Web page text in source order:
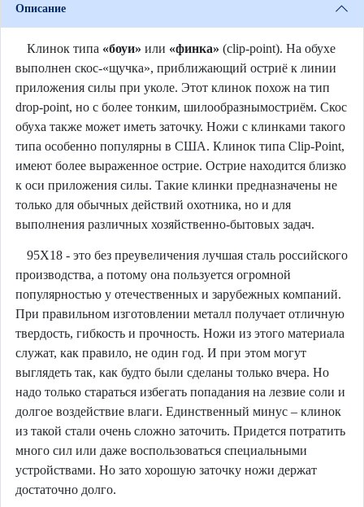
Описание
Клинок типа «боуи» или «финка» (clip-point). На обухе
выполнен скос-«щучка», приближающий остриё к линии
приложения силы при уколе. Этот клинок похож на тип
drop-point, но с более тонким, шилообразнымостриём. Скос
обуха также может иметь заточку. Ножи с клинками такого
типа особенно популярны в США. Клинок типа Clip-Point,
имеют более выраженное острие. Острие находится близко
к оси приложения силы. Такие клинки предназначены не
только для обычных действий охотника, но и для
выполнения различных хозяйственно-бытовых задач.
95Х18 - это без преувеличения лучшая сталь российского
производства, а потому она пользуется огромной
популярностью у отечественных и зарубежных компаний.
При правильном изготовлении металл получает отличную
твердость, гибкость и прочность. Ножи из этого материала
служат, как правило, не один год. И при этом могут
выглядеть так, как будто были сделаны только вчера. Но
надо только стараться избегать попадания на лезвие соли и
долгое воздействие влаги. Единственный минус – клинок
из такой стали очень сложно заточить. Придется потратить
много сил или даже воспользоваться специальными
устройствами. Но зато хорошую заточку ножи держат
достаточно долго.